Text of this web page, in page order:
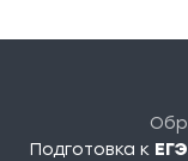
Подготовка к ЕГЭ